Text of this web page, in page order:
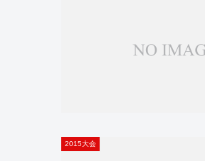
2015大会